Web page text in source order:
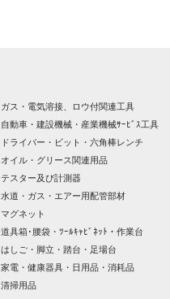
ガス・電気溶接、ロウ付関連工具
自動車・建設機械・産業機械ｻｰﾋﾞｽ工具
ドライバー・ビット・六角棒レンチ
オイル・グリース関連用品
テスター及び計測器
水道・ガス・エアー用配管部材
マグネット
道具箱･腰袋・ﾂｰﾙｷｬﾋﾞﾈｯﾄ・作業台
はしご・脚立・踏台・足場台
家電・健康器具・日用品・消耗品
清掃用品